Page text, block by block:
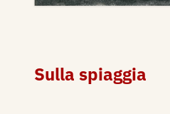
Sulla spiaggia